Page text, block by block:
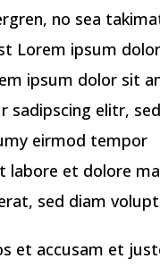
no sea
Lorem ipsum
ipsum dolor sit
sadipscing elitr, sed
eirmod tempor
labore et dolore
sed diam
et accusam et